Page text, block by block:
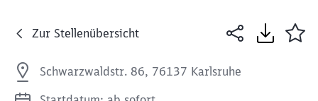
Zur Stellenübersicht
Schwarzwaldstr. 86, 76137 Karlsruhe